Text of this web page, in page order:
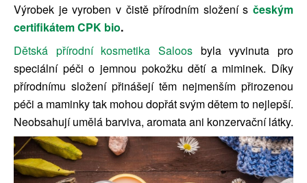
Výrobek je vyroben v čistě přírodním složení s českým
certifikátem CPK bio.
Dětská přírodní kosmetika Saloos byla vyvinuta pro
speciální péči o jemnou pokožku dětí a miminek. Díky
přírodnímu složení přinášejí těm nejmenším přirozenou
péči a maminky tak mohou dopřát svým dětem to nejlepší.
Neobsahují umělá barviva, aromata ani konzervační látky.